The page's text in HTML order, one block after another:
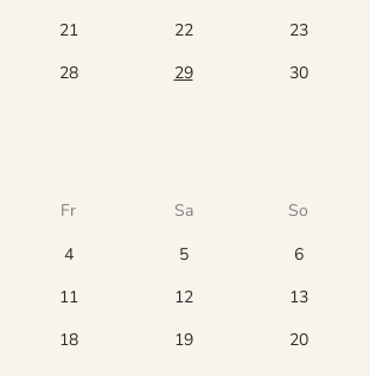
21 22
23
28 29
30
Fr Sa
So
4 5
6
11 12
13
18 19
20